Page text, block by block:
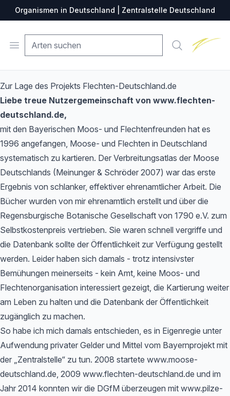
Organismen in Deutschland | Zentralstelle Deutschland
Open menu Suche
Zur Lage des Projekts Flechten-Deutschland.de
Liebe treue Nutzergemeinschaft von www.flechten-
deutschland.de,
mit den Bayerischen Moos- und Flechtenfreunden hat es
1996 angefangen, Moose- und Flechten in Deutschland
systematisch zu kartieren. Der Verbreitungsatlas der Moose
Deutschlands (Meinunger & Schröder 2007) war das erste
Ergebnis von schlanker, effektiver ehrenamtlicher Arbeit. Die
Bücher wurden von mir ehrenamtlich erstellt und über die
Regensburgische Botanische Gesellschaft von 1790 e.V. zum
Selbstkostenpreis vertrieben. Sie waren schnell vergriffe und
die Datenbank sollte der Öffentlichkeit zur Verfügung gestellt
werden. Leider haben sich damals - trotz intensivster
Bemühungen meinerseits - kein Amt, keine Moos- und
Flechtenorganisation interessiert gezeigt, die Kartierung weiter
am Leben zu halten und die Datenbank der Öffentlichkeit
zugänglich zu machen.
So habe ich mich damals entschieden, es in Eigenregie unter
Aufwendung privater Gelder und Mittel vom Bayernprojekt mit
der „Zentralstelle“ zu tun. 2008 startete www.moose-
deutschland.de, 2009 www.flechten-deutschland.de und im
Jahr 2014 konnten wir die DGfM überzeugen mit www.pilze-